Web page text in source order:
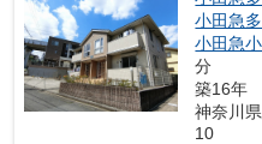
小田急
小田急
分
築16年
神奈川県
10